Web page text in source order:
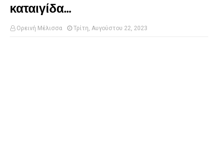
καταιγίδα...
Ορεινή Μέλισσα Τρίτη, Αυγούστου 22, 2023